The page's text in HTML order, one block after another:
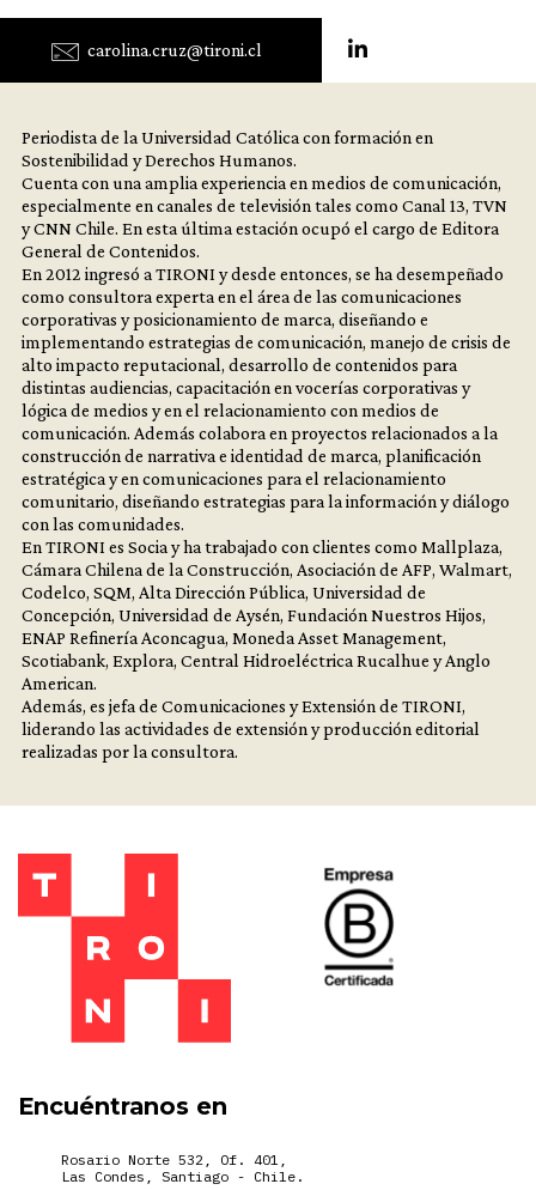
carolina.cruz@tironi.cl
Periodista de la Universidad Católica con formación en
Sostenibilidad y Derechos Humanos.
Cuenta con una amplia experiencia en medios de comunicación,
especialmente en canales de televisión tales como Canal 13, TVN
y CNN Chile. En esta última estación ocupó el cargo de Editora
General de Contenidos.
En 2012 ingresó a TIRONI y desde entonces, se ha desempeñado
como consultora experta en el área de las comunicaciones
corporativas y posicionamiento de marca, diseñando e
implementando estrategias de comunicación, manejo de crisis de
alto impacto reputacional, desarrollo de contenidos para
distintas audiencias, capacitación en vocerías corporativas y
lógica de medios y en el relacionamiento con medios de
comunicación. Además colabora en proyectos relacionados a la
construcción de narrativa e identidad de marca, planificación
estratégica y en comunicaciones para el relacionamiento
comunitario, diseñando estrategias para la información y diálogo
con las comunidades.
En TIRONI es Socia y ha trabajado con clientes como Mallplaza,
Cámara Chilena de la Construcción, Asociación de AFP, Walmart,
Codelco, SQM, Alta Dirección Pública, Universidad de
Concepción, Universidad de Aysén, Fundación Nuestros Hijos,
ENAP Refinería Aconcagua, Moneda Asset Management,
Scotiabank, Explora, Central Hidroeléctrica Rucalhue y Anglo
American.
Además, es jefa de Comunicaciones y Extensión de TIRONI,
liderando las actividades de extensión y producción editorial
realizadas por la consultora.
Encuéntranos en
Rosario Norte 532, Of. 401,
Las Condes, Santiago - Chile.